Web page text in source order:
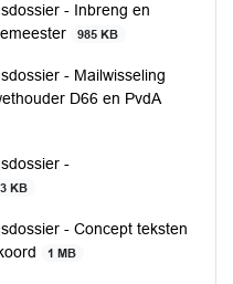
- Inbreng en
985 KB
- Mailwisseling
D66 en PvdA
-
KB
- Concept teksten
1 MB